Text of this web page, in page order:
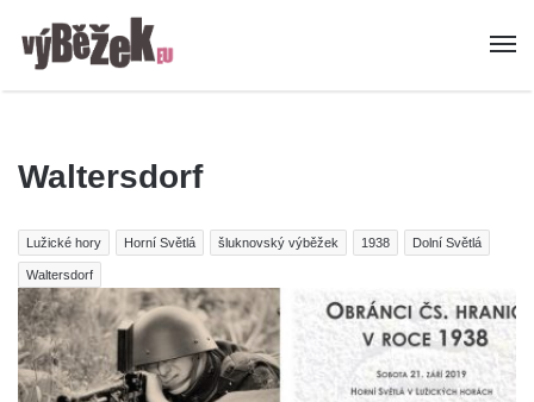
Waltersdorf
Lužické hory Horní Světlá šluknovský výběžek 1938 Dolní Světlá
Waltersdorf